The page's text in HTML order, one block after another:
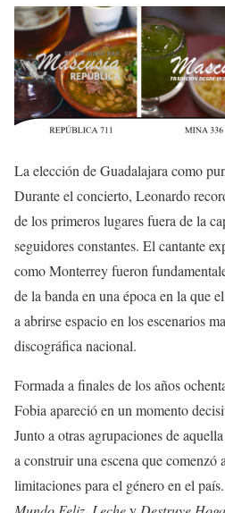
La elección de Guadalajara como
Durante el concierto, Leonardo
de los primeros lugares fuera de la
seguidores constantes. El cantante
como Monterrey fueron
de la banda en una época en la que
a abrirse espacio en los escenarios
discográfica nacional.
Formada a finales de los años
Fobia apareció en un momento
Junto a otras agrupaciones de
a construir una escena que comenzó
limitaciones para el género en el